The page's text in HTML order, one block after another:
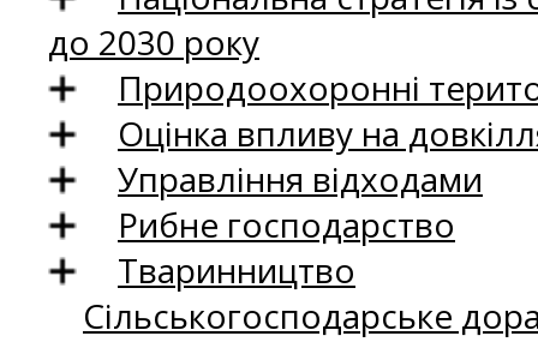
до 2030 року
Природоохоронні
Оцінка впливу на
Управління відходами
Рибне господарство
Тваринництво
Сільськогосподарське